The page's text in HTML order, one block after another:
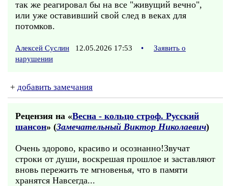
так же реагировал бы на все "живущий вечно",
или уже оставивший свой след в веках для
потомков.
Алексей Суслин 12.05.2026 17:53 •
Заявить о
нарушении
+ добавить замечания
Рецензия на «Весна - кольцо строф. Русский
шансон» (Замечательный Виктор Николаевич)
Очень здорово, красиво и осознанно!Звучат
строки от души, воскрешая прошлое и заставляют
вновь пережить те мгновенья, что в памяти
хранятся Навсегда...